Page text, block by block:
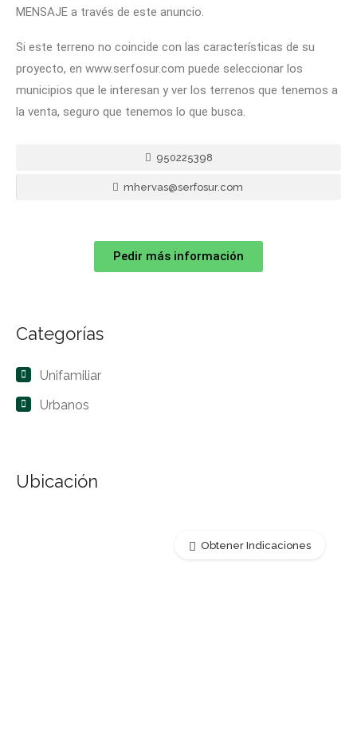
MENSAJE a través de este anuncio.
Si este terreno no coincide con las características de su
proyecto, en www.serfosur.com puede seleccionar los
municipios que le interesan y ver los terrenos que tenemos a
la venta, seguro que tenemos lo que busca.
950225398
mhervas@serfosur.com ​
Pedir más información
Categorías
Unifamiliar
Urbanos
Ubicación
Obtener Indicaciones